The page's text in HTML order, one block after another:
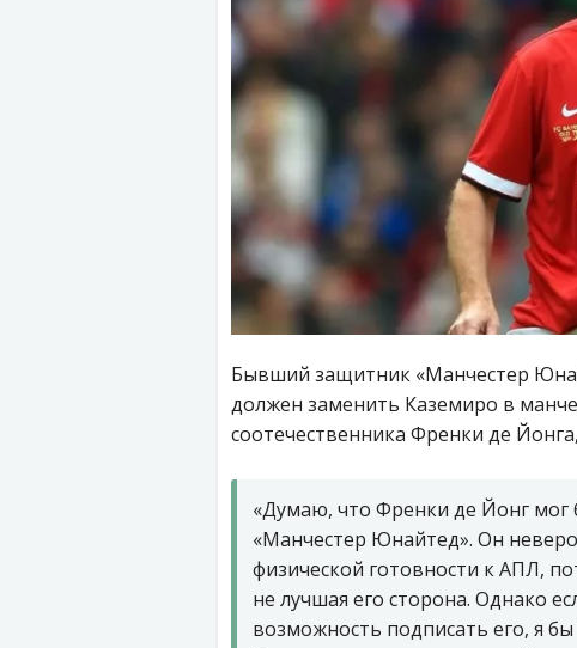
Бывший защитник «Манчестер
должен заменить Каземиро в
соотечественника Френки де
«Думаю, что Френки де Йонг
«Манчестер Юнайтед». Он
физической готовности к АПЛ,
не лучшая его сторона. Однако
возможность подписать его, я